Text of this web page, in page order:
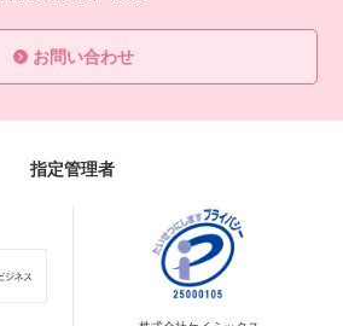
お問い合わせ
指定管理者